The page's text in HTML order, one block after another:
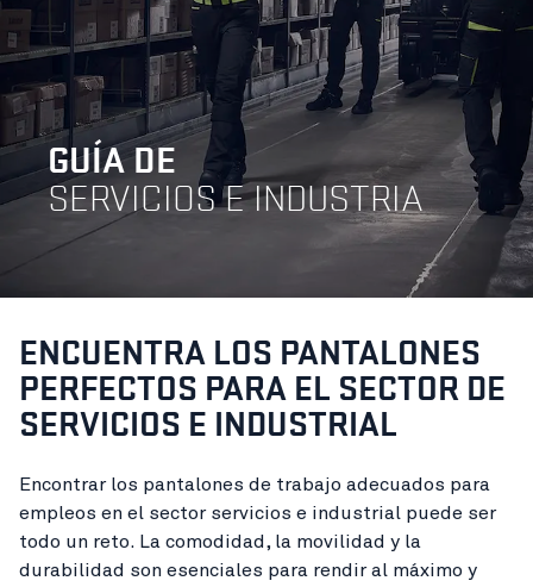
GUÍA DE
SERVICIOS E INDUSTRIA
ENCUENTRA LOS PANTALONES
PERFECTOS PARA EL SECTOR DE
SERVICIOS E INDUSTRIAL
Encontrar los pantalones de trabajo adecuados para
empleos en el sector servicios e industrial puede ser
todo un reto. La comodidad, la movilidad y la
durabilidad son esenciales para rendir al máximo y